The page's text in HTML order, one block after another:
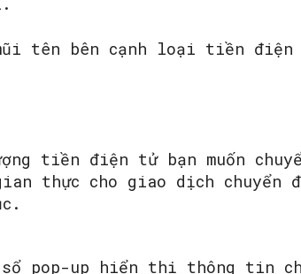
tên bên cạnh loại tiền
tiền điện tử bạn muốn
thực cho giao dịch chuyển
sổ pop-up hiển thị thông tin